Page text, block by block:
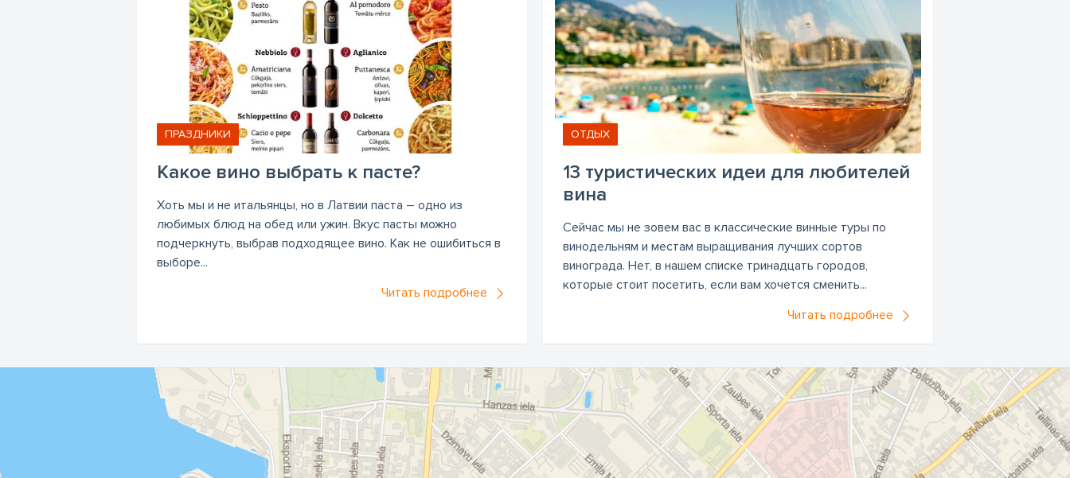
Какое вино выбрать к пасте?
ПРАЗДНИКИ
Хоть мы и не итальянцы, но в Латвии паста – одно из
любимых блюд на обед или ужин. Вкус пасты можно
подчеркнуть, выбрав подходящее вино. Как не ошибиться в
выборе...
Читать подробнее
13 туристических идеи для любителей
вина
ОТДЫХ
Сейчас мы не зовем вас в классические винные туры по
винодельням и местам выращивания лучших сортов
винограда. Нет, в нашем списке тринадцать городов,
которые стоит посетить, если вам хочется сменить...
Читать подробнее